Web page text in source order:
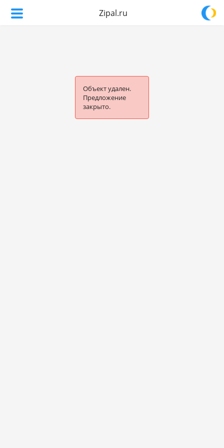
Zipal.ru
Объект удален.
Предложение
закрыто.